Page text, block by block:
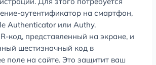
аутентификатор на смартфон,
Authenticator или Authy.
код, представленный на экране, и
шестизначный код в
поле на сайте. Это защитит ваш